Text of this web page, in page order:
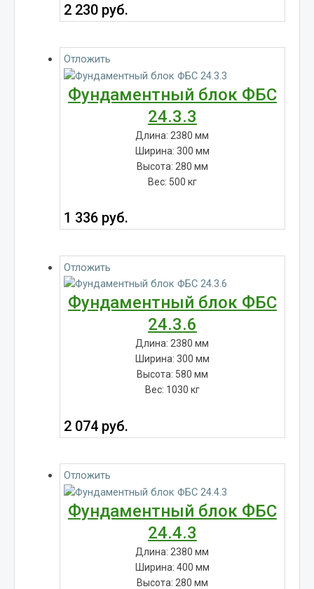
2 230 руб.
Отложить
Фундаментный блок ФБС
24.3.3
Длина: 2380 мм
Ширина: 300 мм
Высота: 280 мм
Вес: 500 кг
1 336 руб.
Отложить
Фундаментный блок ФБС
24.3.6
Длина: 2380 мм
Ширина: 300 мм
Высота: 580 мм
Вес: 1030 кг
2 074 руб.
Отложить
Фундаментный блок ФБС
24.4.3
Длина: 2380 мм
Ширина: 400 мм
Высота: 280 мм